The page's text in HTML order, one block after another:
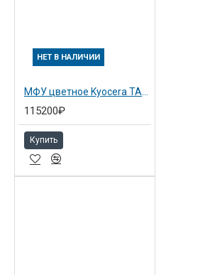
НЕТ В НАЛИЧИИ
115200₽
Купить